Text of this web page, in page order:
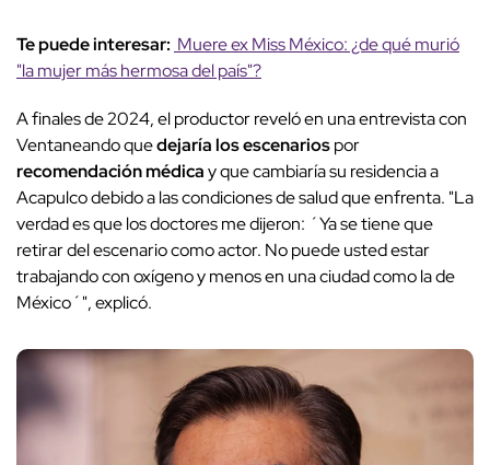
Te puede interesar: Muere ex Miss México: ¿de qué murió
"la mujer más hermosa del país"?
A finales de 2024, el productor reveló en una entrevista con
Ventaneando quedejaría los escenariospor
recomendación médicay que cambiaría su residencia a
Acapulco debido a las condiciones de salud que enfrenta. "La
verdad es que los doctores me dijeron: ´Ya se tiene que
retirar del escenario como actor. No puede usted estar
trabajando con oxígeno y menos en una ciudad como la de
México´", explicó.